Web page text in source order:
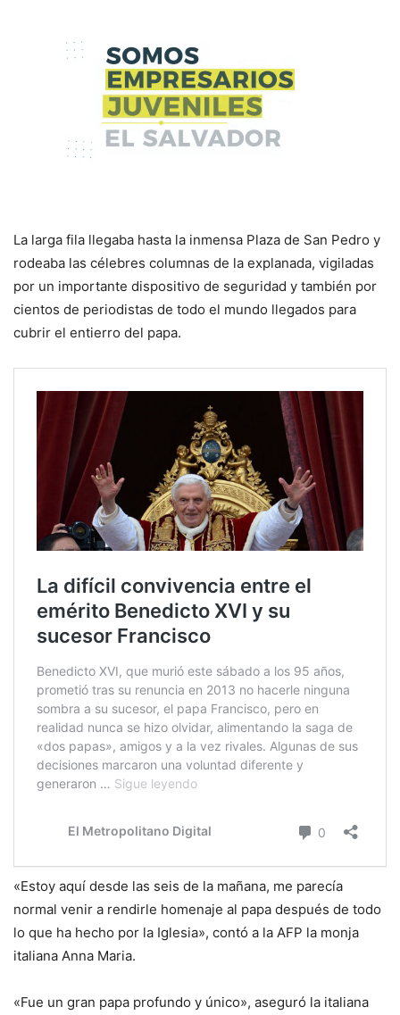
La larga fila llegaba hasta la inmensa Plaza de San Pedro y
rodeaba las célebres columnas de la explanada, vigiladas
por un importante dispositivo de seguridad y también por
cientos de periodistas de todo el mundo llegados para
cubrir el entierro del papa.
«Estoy aquí desde las seis de la mañana, me parecía
normal venir a rendirle homenaje al papa después de todo
lo que ha hecho por la Iglesia», contó a la AFP la monja
italiana Anna Maria.
«Fue un gran papa profundo y único», aseguró la italiana